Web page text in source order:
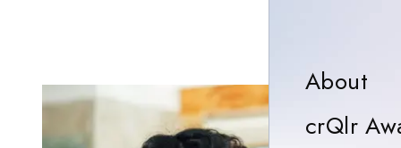
About
crQlr